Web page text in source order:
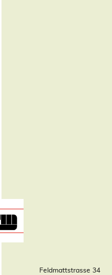
Feldmattstrasse 34